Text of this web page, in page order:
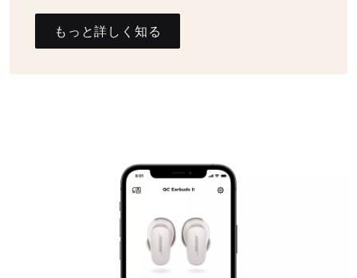
もっと詳しく知る